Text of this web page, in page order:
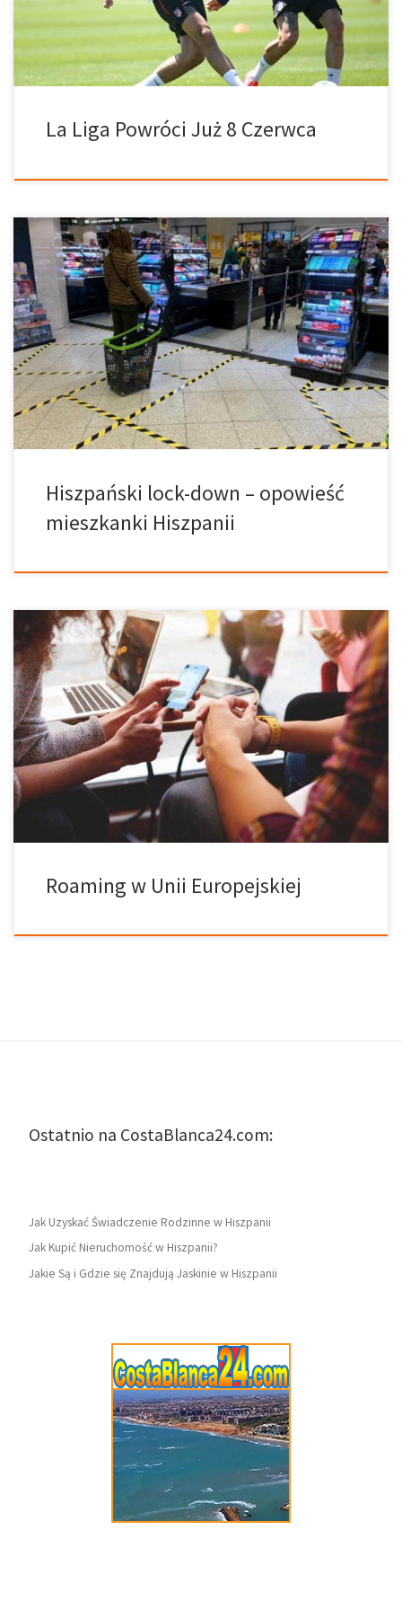
ponownie otworzy swoje granice dla turystów od lipca.
Wystąpienie Pedro Sancheza […]
La Liga Powróci Już 8 Czerwca
Dzisiaj mamy dla was opis tego, co dzieje się aktualnie w Hiszpanii
z perspektywy kogoś, kto tam mieszka. „Mieszkam w Hiszpanii.
Jednak nie na spokojnym wybrzeżu, a w Madrycie. Co
zaskakujące, COVID-19 nie pojawił się najpierw w centrum kraju;
ten zaszczyt przypadł turystom przybyłym na Wyspy Kanaryjskie.
Jednak była to tylko kwestia czasu, kiedy dostał się on także do
Madrytu. […]
Hiszpański lock-down – opowieść
mieszkanki Hiszpanii
Połączenia Wi-Fi: Jeden z największych problemów dla
podróżujących służbowo w Unii Europejskiej. Jednym z
największych problemów podróżujących służbowo w krajach Unii
Europejskiej jest tzw. roaming, czyli dopłata którą trzeba zapłacić
w przypadku wykonywania połączeń lub surfowania po
internecie. W tym artykule postaramy się wyjaśnić regulacje, które
weszły w życie 15 czerwca 2017 roku. Pierwszą rzeczą, którą
należy powiedzieć, jest to, […]
Roaming w Unii Europejskiej
Ostatnio na CostaBlanca24.com:
Jak Uzyskać Świadczenie Rodzinne w Hiszpanii
Jak Kupić Nieruchomość w Hiszpanii?
Jakie Są i Gdzie się Znajdują Jaskinie w Hiszpanii